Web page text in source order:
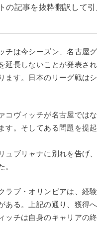
の記事を抜粋翻訳して引
チは今シーズン、名古屋
延長しないことが発表さ
ます。日本のリーグ戦は
コヴィッチが名古屋では
す。そしてある問題を提
ュブリャナに別れを告げ
。
ラブ・オリンピアは、経
ある。上記の通り、獲得
ッチは自身のキャリアの